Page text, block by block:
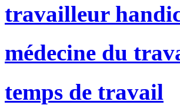
travailleur
médecine du
temps de travail